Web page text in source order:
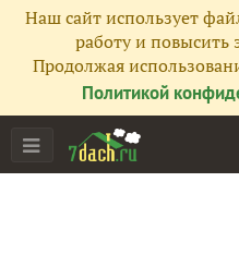
Наш сайт использует
работу и повысить
Продолжая
Политикой